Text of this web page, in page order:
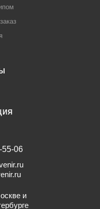
55-06
и